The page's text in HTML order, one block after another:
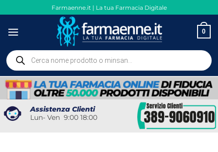
ai
contenuti
Farmaenne.it | La tua Farmacia Digitale
0
Ricerca
prodotti
Assistenza Clienti
Lun- Ven 9:00 18:00